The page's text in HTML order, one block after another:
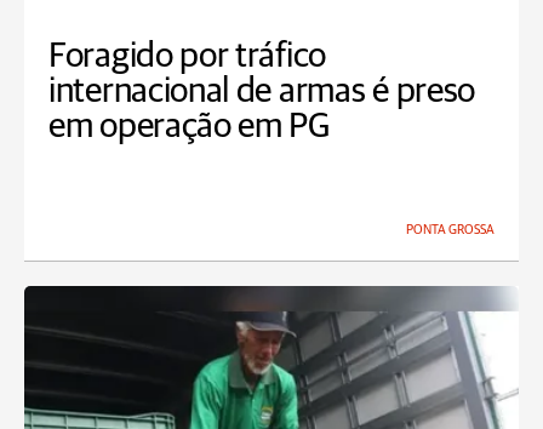
Foragido por tráfico
internacional de armas é preso
em operação em PG
PONTA GROSSA